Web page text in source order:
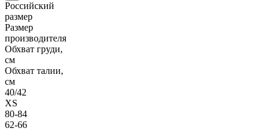
Российский
размер
Размер
производителя
Обхват груди,
см
Обхват талии,
см
40/42
XS
80-84
62-66